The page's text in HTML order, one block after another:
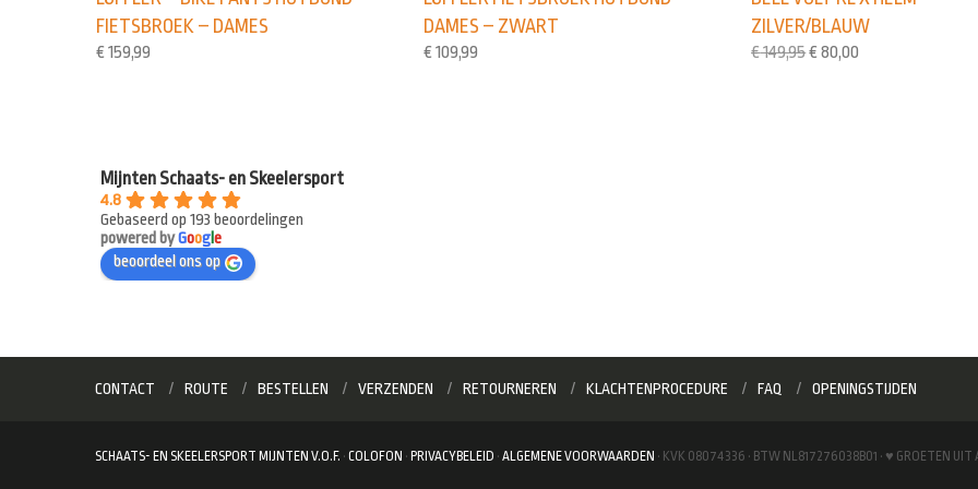
FIETSBROEK – DAMES
€ 159,99
DAMES – ZWART
€ 109,99
ZILVER/BLAUW
€149,95€ 80,00
Mijnten Schaats- en Skeelersport
4.8
Gebaseerd op 193 beoordelingen
powered byGoogle
beoordeel ons op
CONTACT ROUTE BESTELLEN VERZENDEN RETOURNEREN KLACHTENPROCEDURE FAQ OPENINGSTIJDEN
SCHAATS- EN SKEELERSPORT MIJNTEN V.O.F. · COLOFON · PRIVACYBELEID · ALGEMENE VOORWAARDEN · KVK 08074336 · BTW NL817276038B01 · ♥ GROETEN UIT